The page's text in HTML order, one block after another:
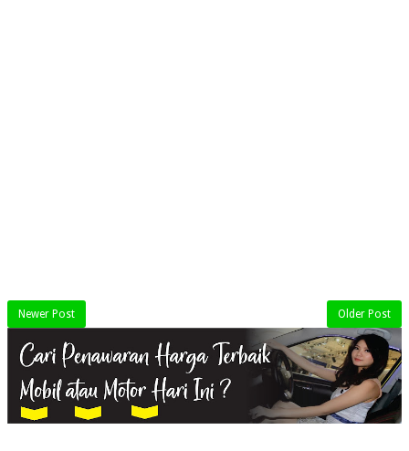
Newer Post Older Post